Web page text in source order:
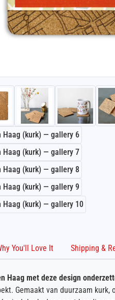
You'll Love It
Haag met deze design
Gemaakt van duurzaam